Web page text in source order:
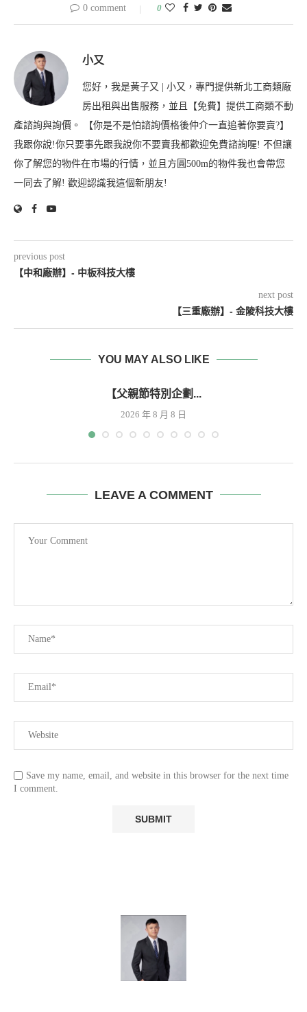
0 comment 0
小又
您好，我是黃子又 | 小又，專門提供新北工商類廠
房出租與出售服務，並且【免費】提供工商類不動
產諮詢與詢價。 【你是不是怕諮詢價格後仲介一直追著你要賣?】
我跟你說!你只要事先跟我說你不要賣我都歡迎免費諮詢喔! 不但讓
你了解您的物件在市場的行情，並且方圓500m的物件我也會帶您
一同去了解! 歡迎認識我這個新朋友!
previous post
【中和廠辦】- 中板科技大樓
next post
【三重廠辦】- 金陵科技大樓
YOU MAY ALSO LIKE
【父親節特別企劃...
2026 年 8 月 8 日
LEAVE A COMMENT
Save my name, email, and website in this browser for the next time
I comment.